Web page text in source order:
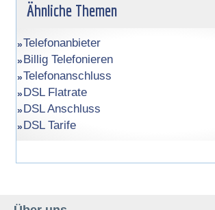
Ähnliche Themen
Telefonanbieter
Billig Telefonieren
Telefonanschluss
DSL Flatrate
DSL Anschluss
DSL Tarife